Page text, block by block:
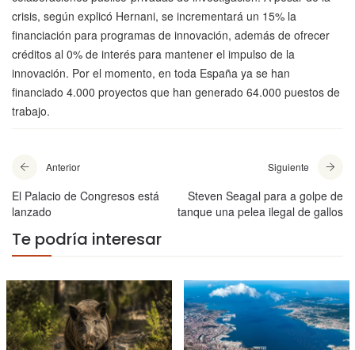
crisis, según explicó Hernani, se incrementará un 15% la
financiación para programas de innovación, además de ofrecer
créditos al 0% de interés para mantener el impulso de la
innovación. Por el momento, en toda España ya se han
financiado 4.000 proyectos que han generado 64.000 puestos de
trabajo.
Anterior
El Palacio de Congresos está
lanzado
Siguiente
Steven Seagal para a golpe de
tanque una pelea ilegal de gallos
Te podría interesar